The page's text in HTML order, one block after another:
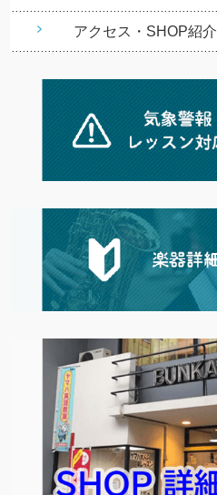
アクセス・SHOP紹介